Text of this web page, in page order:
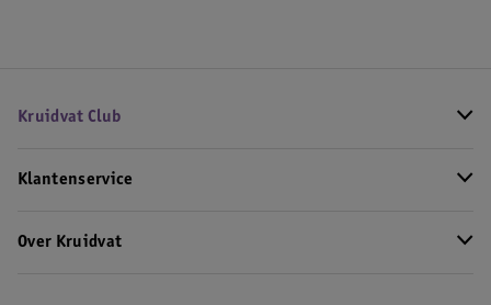
Kruidvat Club
Klantenservice
Over Kruidvat